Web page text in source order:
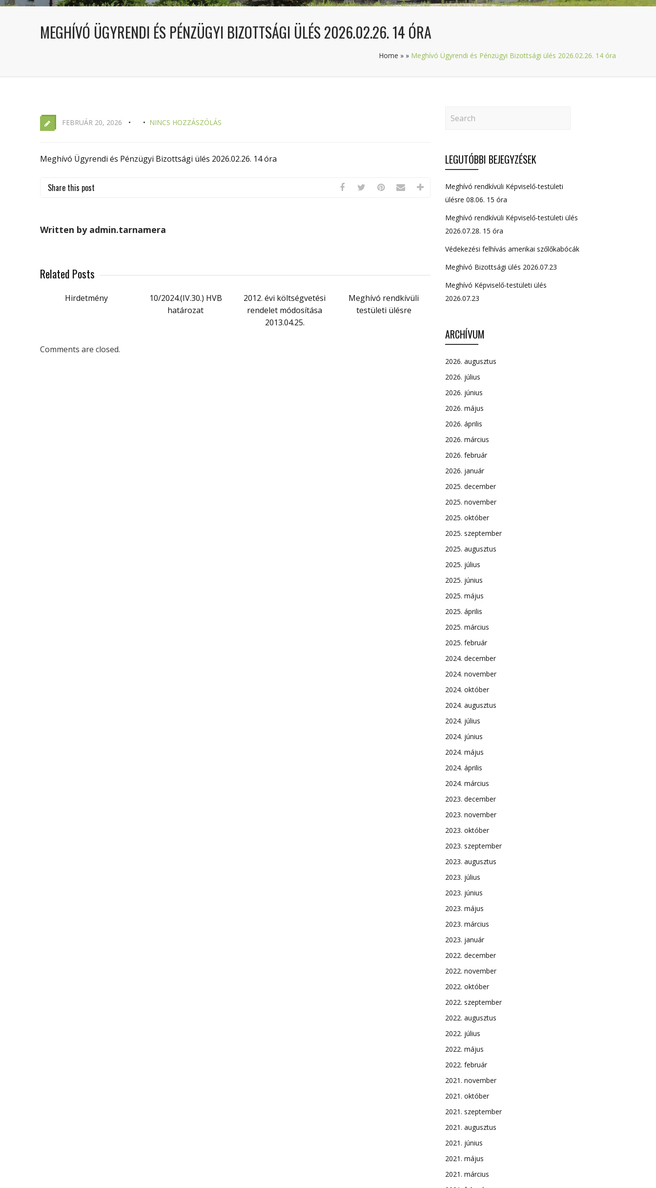
MEGHÍVÓ ÜGYRENDI ÉS PÉNZÜGYI BIZOTTSÁGI ÜLÉS 2026.02.26. 14 ÓRA
Home » » Meghívó Ügyrendi és Pénzügyi Bizottsági ülés 2026.02.26. 14 óra
FEBRUÁR 20, 2026 NINCS HOZZÁSZÓLÁS
Meghívó Ügyrendi és Pénzügyi Bizottsági ülés 2026.02.26. 14 óra
Share this post
Written by admin.tarnamera
Related Posts
Hirdetmény
10/2024.(IV.30.) HVB
határozat
2012. évi költségvetési
rendelet módosítása
2013.04.25.
Meghívó rendkívüli
testületi ülésre
Comments are closed.
LEGUTÓBBI BEJEGYZÉSEK
Meghívó rendkívüli Képviselő-testületi
ülésre 08.06. 15 óra
Meghívó rendkívüli Képviselő-testületi ülés
2026.07.28. 15 óra
Védekezési felhívás amerikai szőlőkabócák
Meghívó Bizottsági ülés 2026.07.23
Meghívó Képviselő-testületi ülés
2026.07.23
ARCHÍVUM
2026. augusztus
2026. július
2026. június
2026. május
2026. április
2026. március
2026. február
2026. január
2025. december
2025. november
2025. október
2025. szeptember
2025. augusztus
2025. július
2025. június
2025. május
2025. április
2025. március
2025. február
2024. december
2024. november
2024. október
2024. augusztus
2024. július
2024. június
2024. május
2024. április
2024. március
2023. december
2023. november
2023. október
2023. szeptember
2023. augusztus
2023. július
2023. június
2023. május
2023. március
2023. január
2022. december
2022. november
2022. október
2022. szeptember
2022. augusztus
2022. július
2022. május
2022. február
2021. november
2021. október
2021. szeptember
2021. augusztus
2021. június
2021. május
2021. március